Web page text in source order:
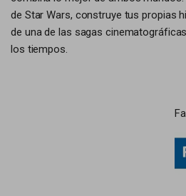
de Star Wars, construye tus propias
de una de las sagas
los tiempos.